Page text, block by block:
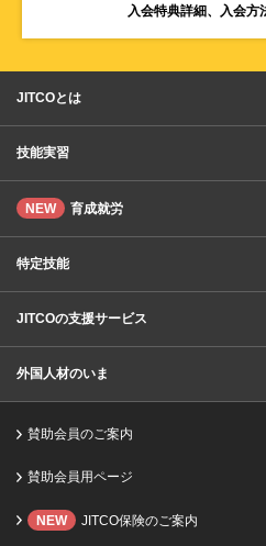
入会特典詳細、入会方
JITCOとは
技能実習
NEW 育成就労
特定技能
JITCOの支援サービス
外国人材のいま
賛助会員のご案内
賛助会員用ページ
NEW JITCO保険のご案内